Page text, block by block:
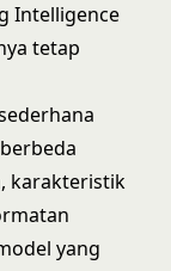
Intelligence
tetap
karakteristik
yang